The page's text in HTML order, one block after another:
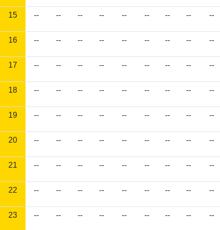
15 -- -- -- -- -- -- -- -- --
16 -- -- -- -- -- -- -- -- --
17 -- -- -- -- -- -- -- -- --
18 -- -- -- -- -- -- -- -- --
19 -- -- -- -- -- -- -- -- --
20 -- -- -- -- -- -- -- -- --
21 -- -- -- -- -- -- -- -- --
22 -- -- -- -- -- -- -- -- --
23 -- -- -- -- -- -- -- -- --